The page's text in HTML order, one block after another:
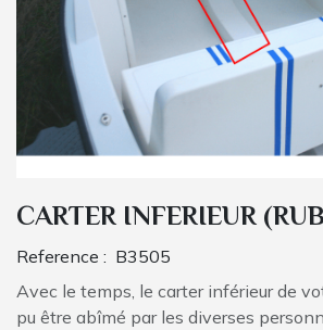
CARTER INFERIEUR
Reference : B3505
Avec le temps, le carter inférieur de
pu être abîmé par les diverses